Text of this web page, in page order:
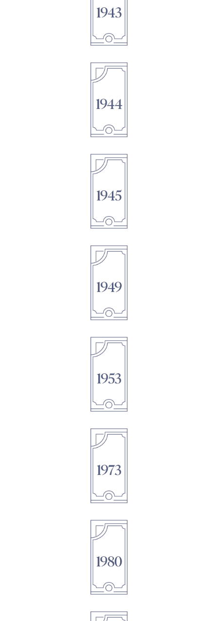
1895
1895
1895
1895
1895
1895
1895